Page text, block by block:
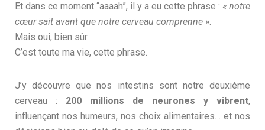
Et dans ce moment “aaaah”, il y a eu cette phrase : « notre
cœur sait avant que notre cerveau comprenne ».
Mais oui, bien sûr.
C’est toute ma vie, cette phrase.
J’y découvre que nos intestins sont notre deuxième
cerveau : 200 millions de neurones y vibrent,
influençant nos humeurs, nos choix alimentaires… et nos